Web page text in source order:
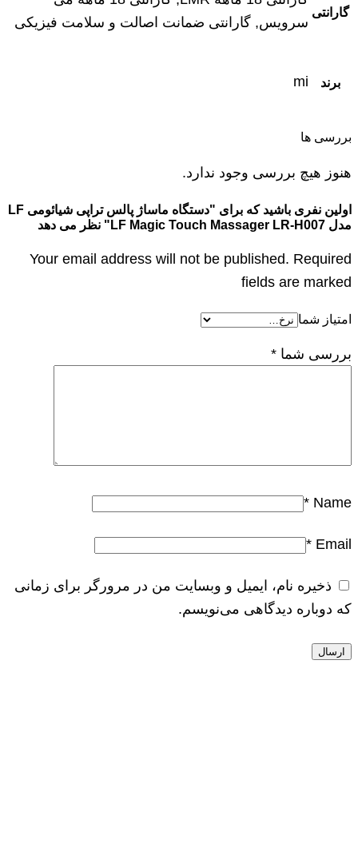
گارانتی
سرویس, گارانتی ضمانت اصالت و سلامت فیزیکی
برند mi
بررسی ها
هنوز هیچ بررسی وجود ندارد.
اولین نفری باشید که برای "دستگاه ماساژ پالس تراپی شیائومی LF
مدل LF Magic Touch Massager LR-H007" نظر می دهد
Your email address will not be published. Required
fields are marked
امتیاز شما
بررسی شما *
Name
*
Email
*
ذخیره نام، ایمیل و وبسایت من در مرورگر برای زمانی
که دوباره دیدگاهی می‌نویسم.